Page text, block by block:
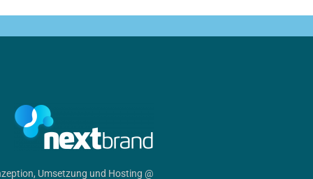
Umsetzung und Hosting @